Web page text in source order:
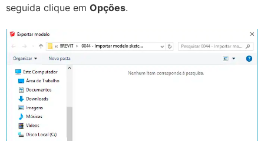
seguida clique em Opções.